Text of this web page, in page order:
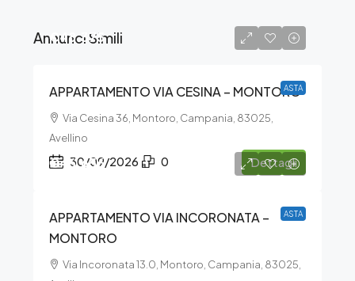
Annunci Simili
ASTA
€48.375
APPARTAMENTO VIA CESINA – MONTORO
Via Cesina 36, Montoro, Campania, 83025,
Avellino
30/09/2026 0 Dettagli
ASTA
€46.656
APPARTAMENTO VIA INCORONATA –
MONTORO
Via Incoronata 13.0, Montoro, Campania, 83025,